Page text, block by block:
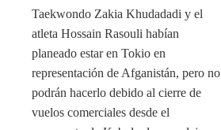
Taekwondo Zakia Khudadadi y el
atleta Hossain Rasouli habían
planeado estar en Tokio en
representación de Afganistán, pero no
podrán hacerlo debido al cierre de
vuelos comerciales desde el